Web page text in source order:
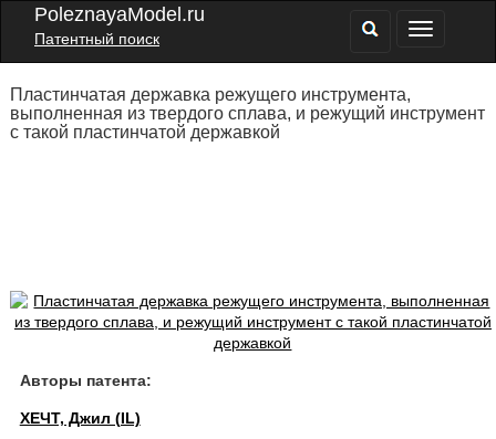
PoleznayaModel.ru
Патентный поиск
Пластинчатая державка режущего инструмента,
выполненная из твердого сплава, и режущий инструмент
с такой пластинчатой державкой
Авторы патента:
ХЕЧТ, Джил (IL)